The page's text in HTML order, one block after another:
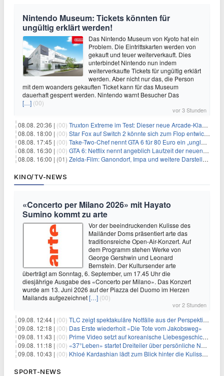
Nintendo Museum: Tickets könnten für
ungültig erklärt werden!
Das Nintendo Museum von Kyoto hat ein
Problem. Die Eintrittskarten werden von
gekauft und teuer weiterverkauft. Dies
unterbindet Nintendo nun indem
weiterverkaufte Tickets für ungültig erklärt
werden. Aber nicht nur das, die Person
mit dem woanders gekauften Ticket kann für das Museum
dauerhaft gesperrt werden. Nintendo warnt Besucher Das
[…] (00)
vor 3 Stunden
08.08. 20:36 | (00) Truxton Extreme im Test: Dieser neue Arcade-Klassiker verzeiht dir gar nichts
08.08. 18:00 | (00) Star Fox auf Switch 2 könnte sich zum Flop entwickeln
08.08. 17:45 | (00) Take-Two-Chef nennt GTA 6 für 80 Euro ein „unglaubliches Schnäppchen“
08.08. 16:30 | (00) GTA 6: Netflix nennt angeblich Laufzeit der neuen Gameplay-Präsentation
08.08. 16:00 | (01) Zelda-Film: Ganondorf, Impa und weitere Darsteller sollen feststehen
KINO/TV-NEWS
«Concerto per Milano 2026» mit Hayato
Sumino kommt zu arte
Vor der beeindruckenden Kulisse des
Mailänder Doms präsentiert arte das
traditionsreiche Open-Air-Konzert. Auf
dem Programm stehen Werke von
George Gershwin und Leonard
Bernstein. Der Kultursender arte
überträgt am Sonntag, 6. September, um 17.45 Uhr die
diesjährige Ausgabe des «Concerto per Milano». Das Konzert
wurde am 13. Juni 2026 auf der Piazza del Duomo im Herzen
Mailands aufgezeichnet[…] (00)
vor 2 Stunden
09.08. 12:44 | (00) TLC zeigt spektakuläre Notfälle aus der Perspektive der Patienten
09.08. 12:18 | (00) Das Erste wiederholt «Die Tote vom Jakobsweg»
09.08. 11:43 | (00) Prime Video setzt auf koreanische Liebesgeschichte
09.08. 11:18 | (00) «37°Leben» startet Dreiteiler über persönliche Neuanfänge
09.08. 10:43 | (00) Khloé Kardashian lädt zum Blick hinter die Kulissen ihres Freundeskreises
SPORT-NEWS